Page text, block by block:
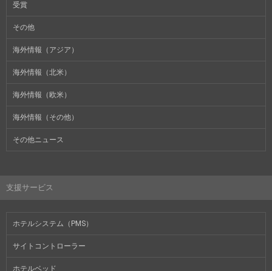
受賞
その他
海外情報（アジア）
海外情報（北米）
海外情報（欧米）
海外情報（その他）
その他ニュース
支援サービス
ホテルシステム（PMS）
サイトコントローラー
ホテルベッド